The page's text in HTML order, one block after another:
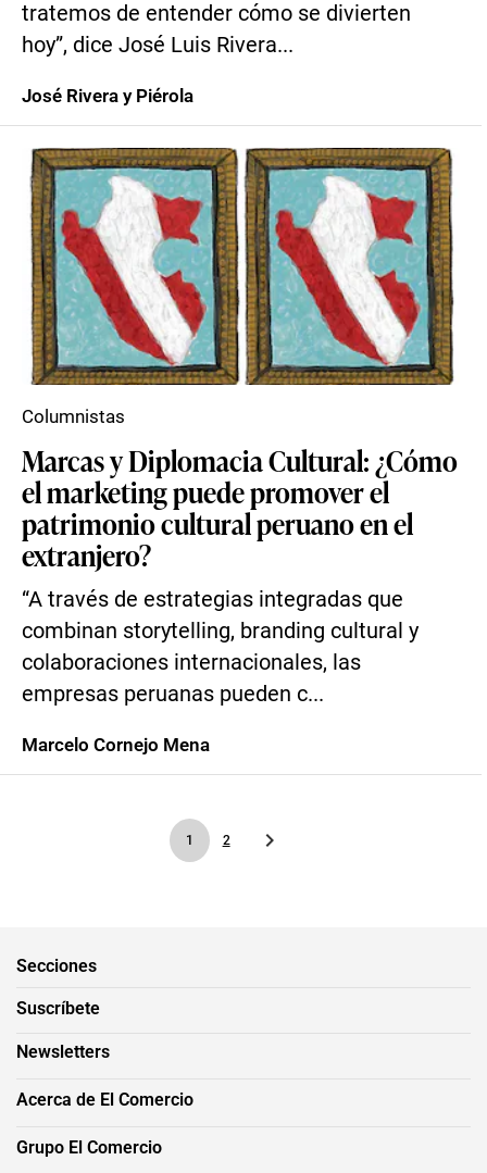
tratemos de entender cómo se divierten
hoy”, dice José Luis Rivera...
José Rivera y Piérola
Marcas y Diplomacia Cultural: ¿Cómo
el marketing puede promover el
patrimonio cultural peruano en el
extranjero?
“A través de estrategias integradas que
combinan storytelling, branding cultural y
colaboraciones internacionales, las
empresas peruanas pueden c...
Columnistas
Marcelo Cornejo Mena
1 2
Secciones
Suscríbete
Newsletters
Acerca de El Comercio
Grupo El Comercio